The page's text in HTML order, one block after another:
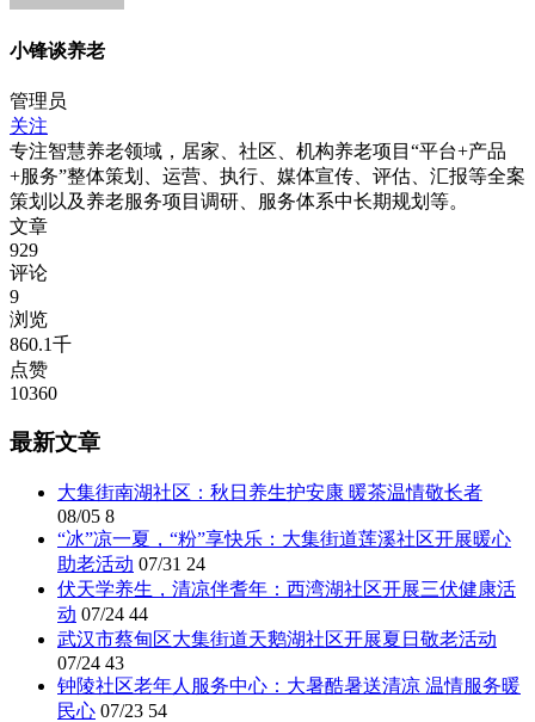
小锋谈养老
管理员
关注
专注智慧养老领域，居家、社区、机构养老项目“平台+产品
+服务”整体策划、运营、执行、媒体宣传、评估、汇报等全案
策划以及养老服务项目调研、服务体系中长期规划等。
文章
929
评论
9
浏览
860.1千
点赞
10360
最新文章
大集街南湖社区：秋日养生护安康 暖茶温情敬长者
08/05 8
“冰”凉一夏，“粉”享快乐：大集街道莲溪社区开展暖心
助老活动 07/31 24
伏天学养生，清凉伴耆年：西湾湖社区开展三伏健康活
动 07/24 44
武汉市蔡甸区大集街道天鹅湖社区开展夏日敬老活动
07/24 43
钟陵社区老年人服务中心：大暑酷暑送清凉 温情服务暖
民心 07/23 54